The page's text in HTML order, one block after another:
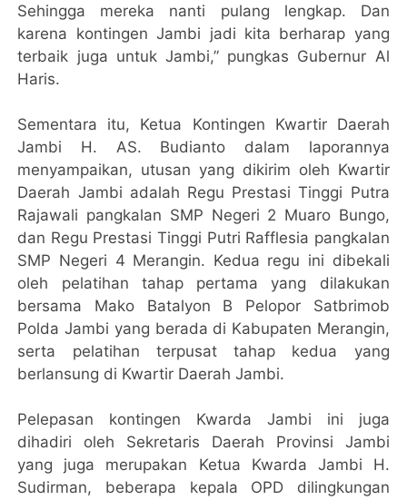
Sehingga mereka nanti pulang lengkap. Dan
karena kontingen Jambi jadi kita berharap yang
terbaik juga untuk Jambi,” pungkas Gubernur Al
Haris.
Sementara itu, Ketua Kontingen Kwartir Daerah
Jambi H. AS. Budianto dalam laporannya
menyampaikan, utusan yang dikirim oleh Kwartir
Daerah Jambi adalah Regu Prestasi Tinggi Putra
Rajawali pangkalan SMP Negeri 2 Muaro Bungo,
dan Regu Prestasi Tinggi Putri Rafflesia pangkalan
SMP Negeri 4 Merangin. Kedua regu ini dibekali
oleh pelatihan tahap pertama yang dilakukan
bersama Mako Batalyon B Pelopor Satbrimob
Polda Jambi yang berada di Kabupaten Merangin,
serta pelatihan terpusat tahap kedua yang
berlansung di Kwartir Daerah Jambi.
Pelepasan kontingen Kwarda Jambi ini juga
dihadiri oleh Sekretaris Daerah Provinsi Jambi
yang juga merupakan Ketua Kwarda Jambi H.
Sudirman, beberapa kepala OPD dilingkungan